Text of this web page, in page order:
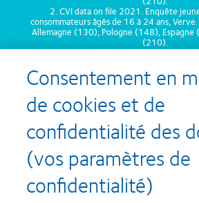
2. CVI data on file 2021. Enquête
consommateurs âgés de 16 à 24 ans,
Allemagne (130), Pologne (148), Espagne
(210).
3. CVI Data on file,
Recompenses
Consentement en
de cookies et de
confidentialité des
(vos paramètres de
confidentialité)